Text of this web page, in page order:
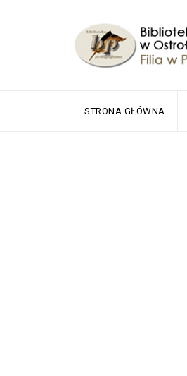
STRONA GŁÓWNA